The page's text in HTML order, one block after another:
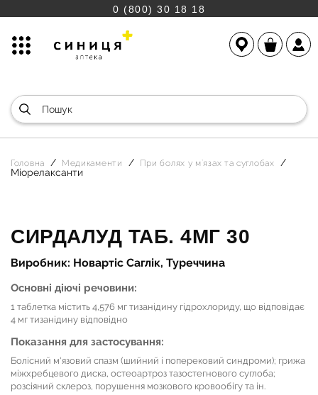
0 (800) 30 18 18
Головна Медикаменти При болях у м`язах та суглобах
Міорелаксанти
СИРДАЛУД ТАБ. 4МГ 30
Виробник: Новартіс Саглік, Туреччина
Основні діючі речовини:
1 таблетка містить 4,576 мг тизанідину гідрохлориду, що відповідає
4 мг тизанідину відповідно
Показання для застосування:
Болісний м'язовий спазм (шийний і поперековий синдроми); грижа
міжхребцевого диска, остеоартроз тазостегнового суглоба;
розсіяний склероз, порушення мозкового кровообігу та ін.